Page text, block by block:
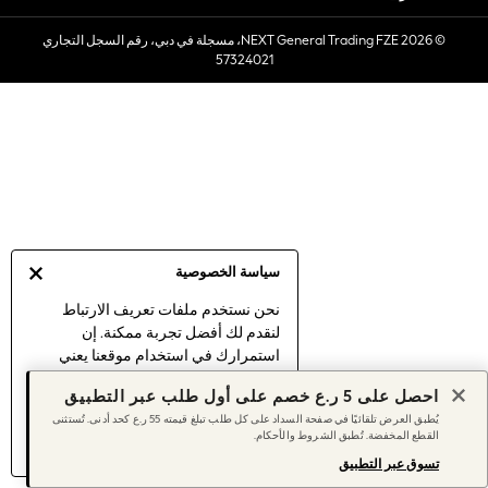
سياسة الخصوصية
نحن نستخدم ملفات تعريف الارتباط
لنقدم لك أفضل تجربة ممكنة. إن
استمرارك في استخدام موقعنا يعني
الارتباط.
اكتشف المزيد عن إدارة إعدادات ملفات
تعريف الارتباط (الكوكيز).
Sets & Outfits
Linen Collection
Women's Holiday Shop
Women's Travel Styles
Linen Collection
Tops & T-Shirts
Cover Ups & Kaftans
Sandals
Swimwear
© 2026 NEXT General Trading FZE، مسجلة في دبي، رقم السجل التجاري
57324021
احصل على 5 ر.ع خصم على أول طلب عبر التطبيق
يُطبق العرض تلقائيًا في صفحة السداد على كل طلب تبلغ قيمته 55 ر.ع كحد أدنى. تُستثنى
القطع المخفضة. تُطبق الشروط والأحكام.
تسوق عبر التطبيق